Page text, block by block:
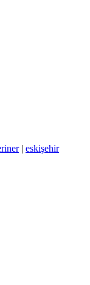
| eskişehir